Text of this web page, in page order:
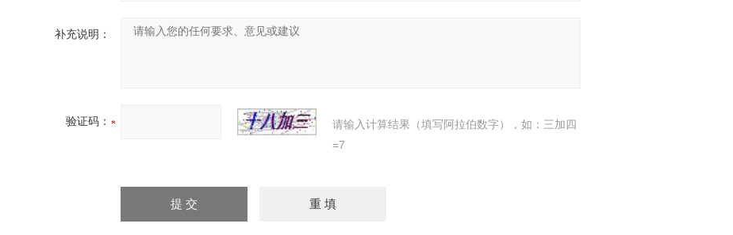
补充说明：
验证码：
请输入计算结果（填写阿拉伯数字），如：三加四
=7